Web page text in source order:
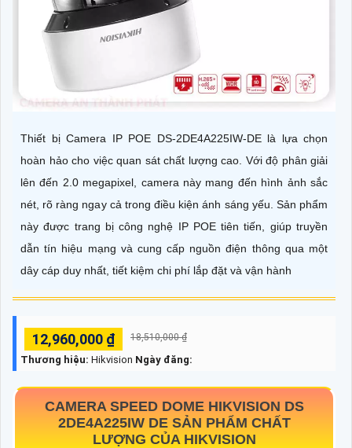
Thiết bị Camera IP POE DS-2DE4A225IW-DE là lựa chọn
hoàn hảo cho việc quan sát chất lượng cao. Với độ phân giải
lên đến 2.0 megapixel, camera này mang đến hình ảnh sắc
nét, rõ ràng ngay cả trong điều kiện ánh sáng yếu. Sản phẩm
này được trang bị công nghệ IP POE tiên tiến, giúp truyền
dẫn tín hiệu mạng và cung cấp nguồn điện thông qua một
dây cáp duy nhất, tiết kiệm chi phí lắp đặt và vận hành
12,960,000 ₫ 18,510,000 ₫
Thương hiệu: Hikvision Ngày đăng:
CAMERA SPEED DOME HIKVISION DS
2DE4A225IW DE SẢN PHẨM CHẤT
LƯỢNG CỦA HIKVISION